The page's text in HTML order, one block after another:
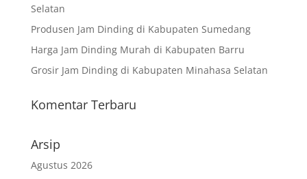
Selatan
Produsen Jam Dinding di Kabupaten Sumedang
Harga Jam Dinding Murah di Kabupaten Barru
Grosir Jam Dinding di Kabupaten Minahasa Selatan
Komentar Terbaru
Arsip
Agustus 2026